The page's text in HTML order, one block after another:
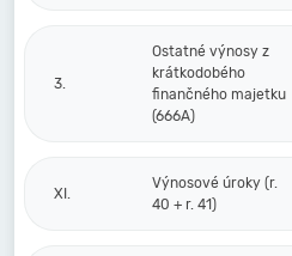
3.
Ostatné výnosy z
krátkodobého
finančného majetku
(666A)
XI.
Výnosové úroky (r.
40 + r. 41)